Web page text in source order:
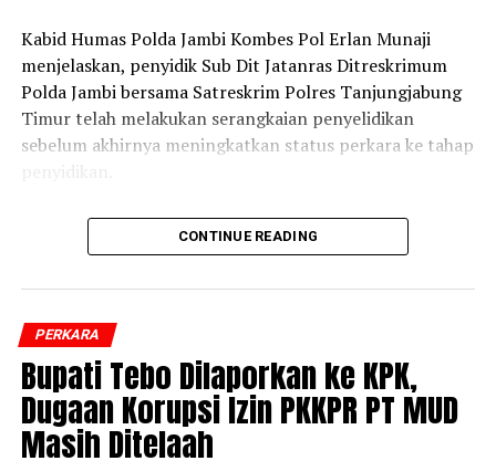
‎Kabid Humas Polda Jambi Kombes Pol Erlan Munaji
menjelaskan, penyidik Sub Dit Jatanras Ditreskrimum
Polda Jambi bersama Satreskrim Polres Tanjungjabung
Timur telah melakukan serangkaian penyelidikan
sebelum akhirnya meningkatkan status perkara ke tahap
‎”Setelah melalui mekanisme penyelidikan, pada Jumat
lalu status perkara ditingkatkan ke tahap penyidikan.
‎Hasil gelar perkara tersebut menetapkan 6 orang
sebagai tersangka. Menurut Erlan, masing-masing
tersangka memiliki peran yang berbeda dalam kasus
yang menewaskan Brigadir EWS tersebut.
CONTINUE READING
PERKARA
Bupati Tebo Dilaporkan ke KPK,
Dugaan Korupsi Izin PKKPR PT MUD
Masih Ditelaah